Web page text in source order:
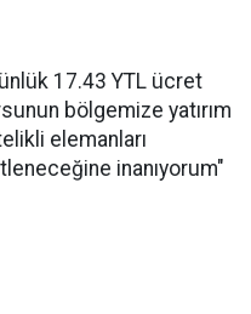
17.43 YTL ücret
bölgemize yatırım
elemanları
inanıyorum"